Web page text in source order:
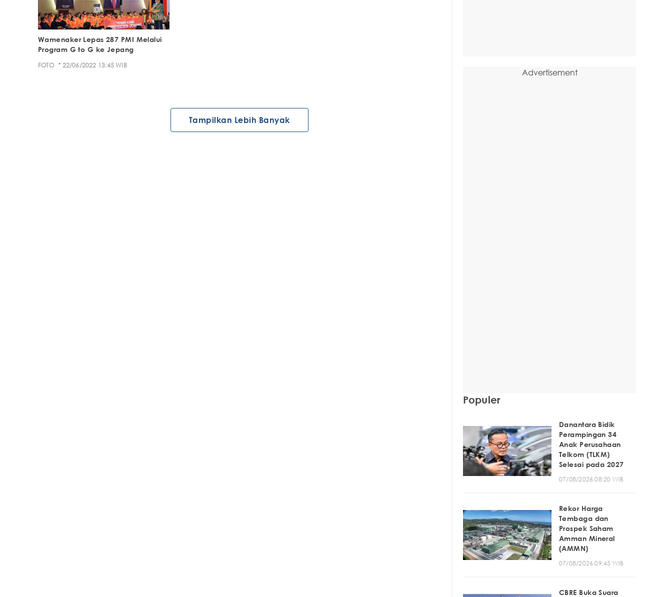
Wamenaker Lepas 287 PMI Melalui
Program G to G ke Jepang
FOTO · 22/06/2022 13:45 WIB
Tampilkan Lebih Banyak
Advertisement
Populer
Danantara Bidik
Perampingan 34
Anak Perusahaan
Telkom (TLKM)
Selesai pada 2027
07/08/2026 08:20 WIB
Rekor Harga
Tembaga dan
Prospek Saham
Amman Mineral
(AMMN)
07/08/2026 09:45 WIB
CBRE Buka Suara